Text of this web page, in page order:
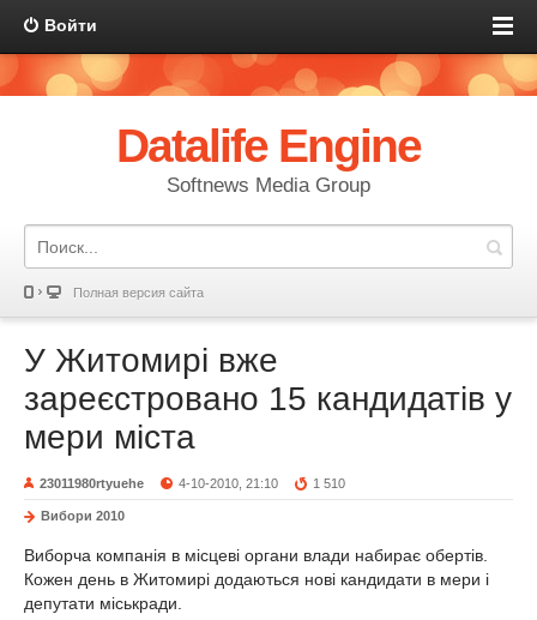
Войти
Datalife Engine
Softnews Media Group
Полная версия сайта
У Житомирі вже
зареєстровано 15 кандидатів у
мери міста
23011980rtyuehe 4-10-2010, 21:10 1 510
Вибори 2010
Виборча компанія в місцеві органи влади набирає обертів.
Кожен день в Житомирі додаються нові кандидати в мери і
депутати міськради.